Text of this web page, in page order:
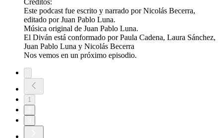
Créditos:
Este podcast fue escrito y narrado por Nicolás Becerra,
editado por Juan Pablo Luna.
Música original de Juan Pablo Luna.
El Diván está conformado por Paula Cadena, Laura Sánchez,
Juan Pablo Luna y Nicolás Becerra
Nos vemos en un próximo episodio.
1